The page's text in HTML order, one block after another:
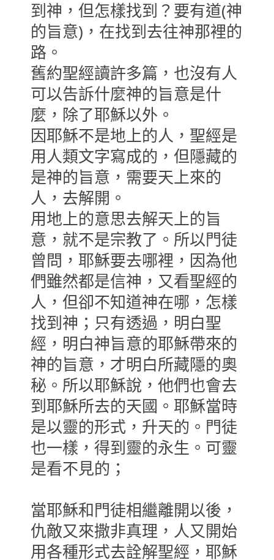
到神，但怎樣找到？要有道(神
的旨意)，在找到去往神那裡的
路。
舊約聖經讀許多篇，也沒有人
可以告訴什麼神的旨意是什
麼，除了耶穌以外。
因耶穌不是地上的人，聖經是
用人類文字寫成的，但隱藏的
是神的旨意，需要天上來的
人，去解開。
用地上的意思去解天上的旨
意，就不是宗教了。所以門徒
曾問，耶穌要去哪裡，因為他
們雖然都是信神，又看聖經的
人，但卻不知道神在哪，怎樣
找到神；只有透過，明白聖
經，明白神旨意的耶穌帶來的
神的旨意，才明白所藏隱的奧
秘。所以耶穌說，他們也會去
到耶穌所去的天國。耶穌當時
是以靈的形式，升天的。門徒
也一樣，得到靈的永生。可靈
是看不見的；
當耶穌和門徒相繼離開以後，
仇敵又來撒非真理，人又開始
用各種形式去詮解聖經，耶穌